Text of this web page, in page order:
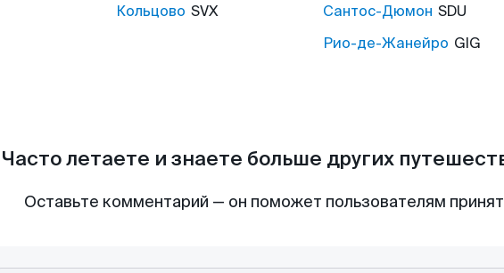
Кольцово SVX
Сантос-Дюмон SDU
Рио-де-Жанейро GIG
Часто летаете и знаете больше других
Оставьте комментарий — он поможет пользователям